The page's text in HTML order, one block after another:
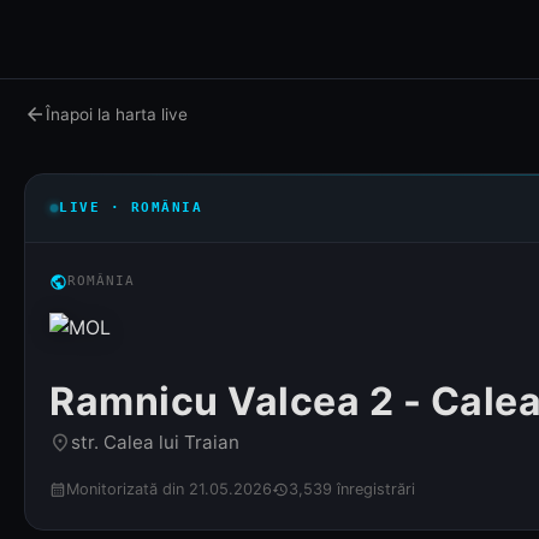
arrow_backÎnapoi la harta live
LIVE · ROMÂNIA
publicROMÂNIA
Ramnicu Valcea 2 -
place str. Calea lui Traian
calendar_month Monitorizată din 21.05.2026history3,539 înregistrări